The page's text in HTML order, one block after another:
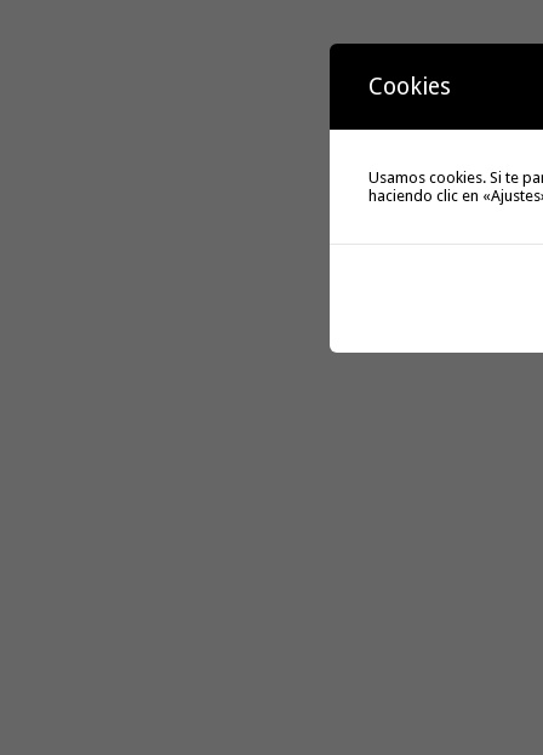
Cookies
Usamos cookies. Si te
haciendo clic en